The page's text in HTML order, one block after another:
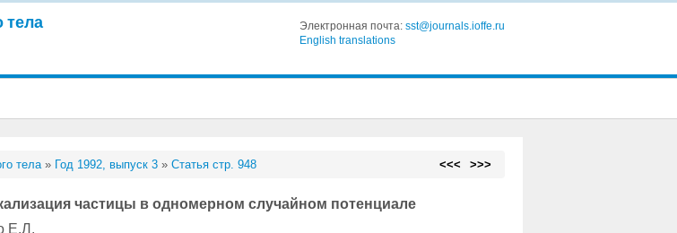
тела Электронная почта: sst@journals.ioffe.ru
English translations
тела» Год 1992, выпуск 3 »Статья стр. 948 <<< >>>
частицы в одномерном случайном потенциале
Е.Л.